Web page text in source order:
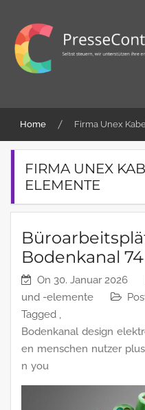
content
PresseControl
erfolgreiche Pressearbeit
Home Firma Unex
FIRMA UNEX
ELEMENTE
Bodenkanal
On 30. Januar 2026
und -elemente
Tagged ,
Bodenkanal design
en menschen nutzer plus
n you